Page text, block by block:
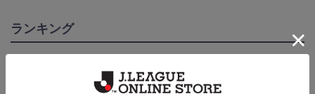
ランキング
NEW